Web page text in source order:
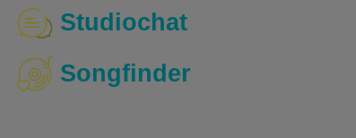
Studiochat
Songfinder